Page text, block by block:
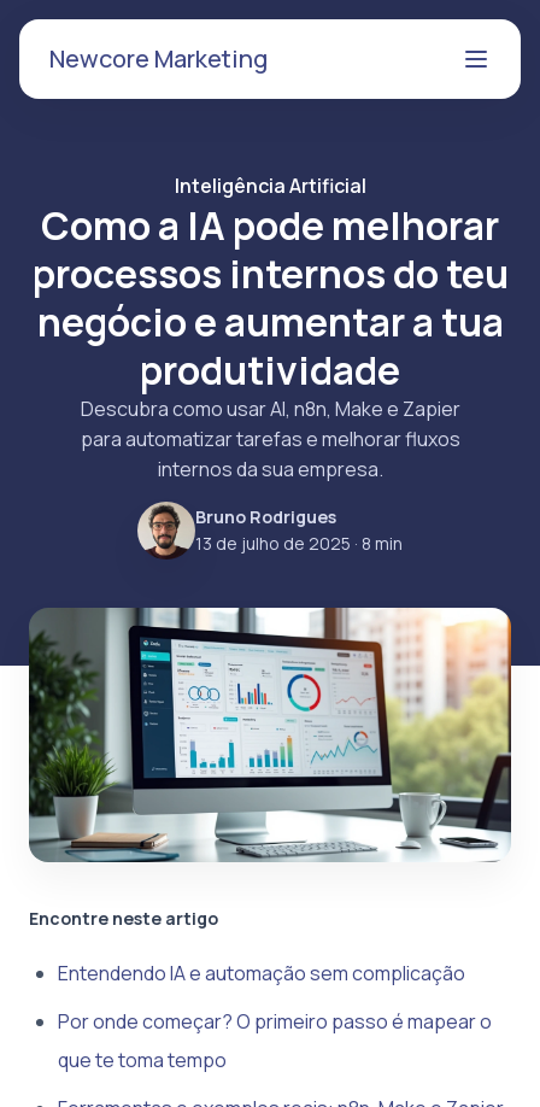
Newcore Marketing
Inteligência Artificial
Como a IA pode melhorar
processos internos do teu
negócio e aumentar a tua
produtividade
Descubra como usar AI, n8n, Make e Zapier
para automatizar tarefas e melhorar fluxos
internos da sua empresa.
Bruno Rodrigues
13 de julho de 2025 · 8 min
Encontre neste artigo
Entendendo IA e automação sem complicação
Por onde começar? O primeiro passo é mapear o
que te toma tempo